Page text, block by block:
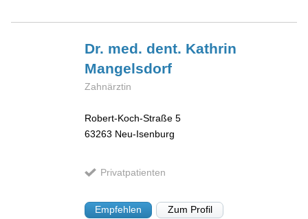
Dr. med. dent. Kathrin
Mangelsdorf
Zahnärztin
Robert-Koch-Straße 5
63263 Neu-Isenburg
Privatpatienten
Empfehlen Zum Profil